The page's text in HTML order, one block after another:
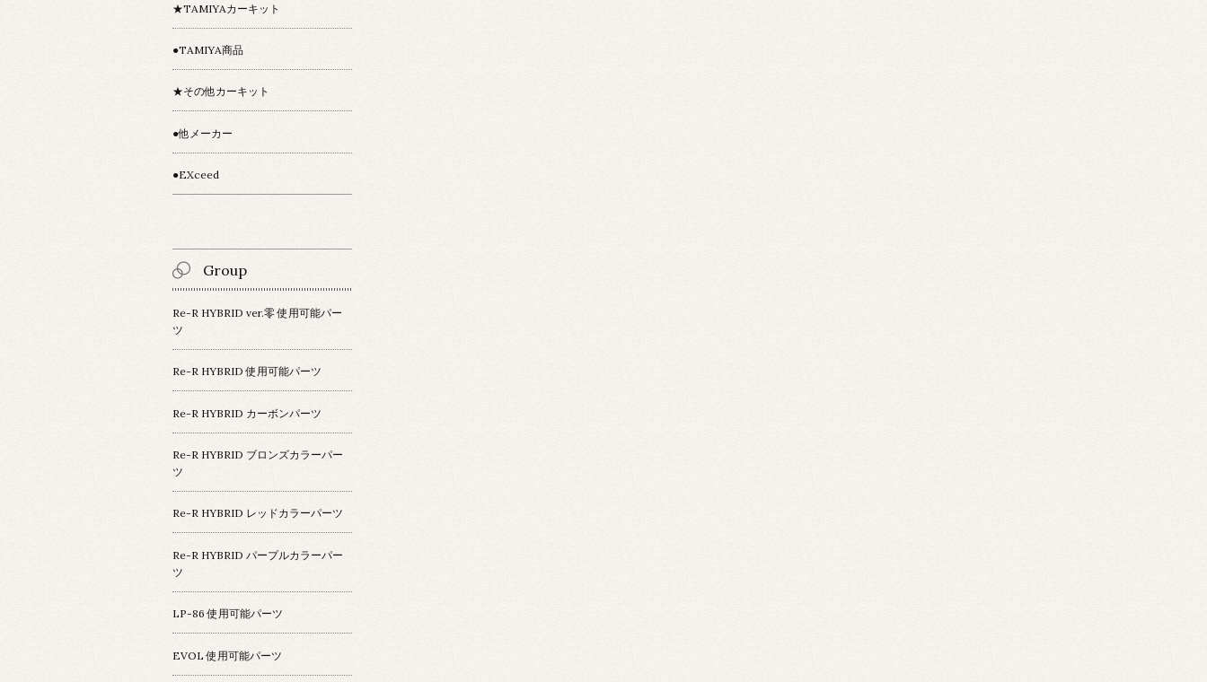
★TAMIYAカーキット
●TAMIYA商品
★その他カーキット
●他メーカー
●EXceed
Group
Re-R HYBRID ver.零 使用可能パー
ツ
Re-R HYBRID 使用可能パーツ
Re-R HYBRID カーボンパーツ
Re-R HYBRID ブロンズカラーパー
ツ
Re-R HYBRID レッドカラーパーツ
Re-R HYBRID パープルカラーパー
ツ
LP-86 使用可能パーツ
EVOL 使用可能パーツ